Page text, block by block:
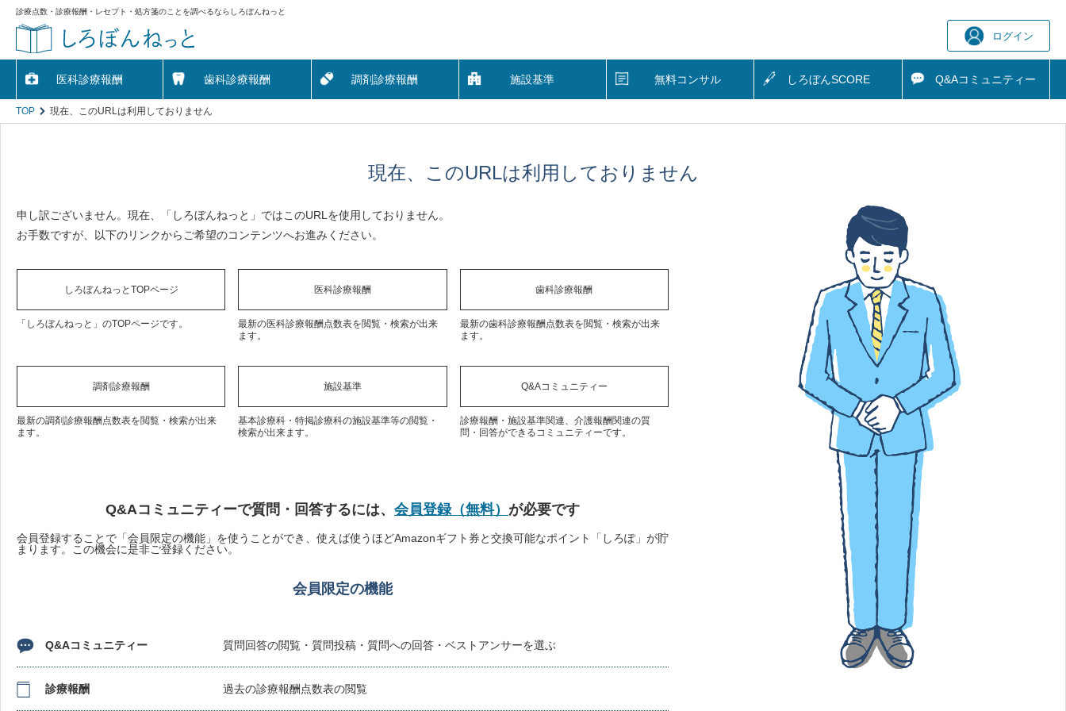
診療点数・診療報酬・レセプト・処方箋のことを調べるならしろぼんねっと
ログイン
医科診療報酬 歯科診療報酬 調剤診療報酬 施設基準 無料コンサル しろぼんSCORE Q&Aコミュニティー
TOP 現在、このURLは利用しておりません
現在、このURLは利用しておりません
申し訳ございません。現在、「しろぼんねっと」ではこのURLを使用しておりません。
お手数ですが、以下のリンクからご希望のコンテンツへお進みください。
しろぼんねっとTOPページ
「しろぼんねっと」のTOPページです。
医科診療報酬
最新の医科診療報酬点数表を閲覧・検索が出来
ます。
歯科診療報酬
最新の歯科診療報酬点数表を閲覧・検索が出来
ます。
調剤診療報酬
最新の調剤診療報酬点数表を閲覧・検索が出来
ます。
施設基準
基本診療科・特掲診療科の施設基準等の閲覧・
検索が出来ます。
Q&Aコミュニティー
診療報酬・施設基準関連、介護報酬関連の質
問・回答ができるコミュニティーです。
Q&Aコミュニティーで質問・回答するには、 会員登録（無料） が必要です
会員登録することで「会員限定の機能」を使うことができ、使えば使うほどAmazonギフト券と交換可能なポイント「しろぽ」が貯
まります。この機会に是非ご登録ください。
会員限定の機能
Q&Aコミュニティー 質問回答の閲覧・質問投稿・質問への回答・ベストアンサーを選ぶ
診療報酬 過去の診療報酬点数表の閲覧